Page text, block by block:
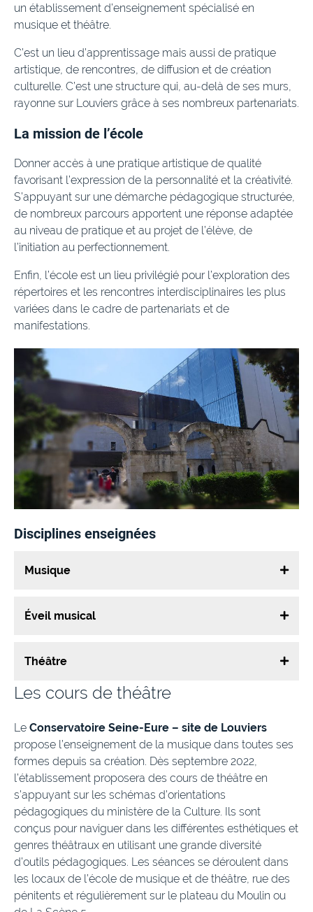
un établissement d’enseignement spécialisé en
musique et théâtre.
C’est un lieu d’apprentissage mais aussi de pratique
artistique, de rencontres, de diffusion et de création
culturelle. C’est une structure qui, au-delà de ses murs,
rayonne sur Louviers grâce à ses nombreux partenariats.
La mission de l’école
Donner accès à une pratique artistique de qualité
favorisant l’expression de la personnalité et la créativité.
S’appuyant sur une démarche pédagogique structurée,
de nombreux parcours apportent une réponse adaptée
au niveau de pratique et au projet de l’élève, de
l’initiation au perfectionnement.
Enfin, l’école est un lieu privilégié pour l’exploration des
répertoires et les rencontres interdisciplinaires les plus
variées dans le cadre de partenariats et de
manifestations.
Disciplines enseignées
Musique
Éveil musical
Théâtre
Les cours de théâtre
Le Conservatoire Seine-Eure – site de Louviers
propose l’enseignement de la musique dans toutes ses
formes depuis sa création. Dès septembre 2022,
l’établissement proposera des cours de théâtre en
s’appuyant sur les schémas d’orientations
pédagogiques du ministère de la Culture. Ils sont
conçus pour naviguer dans les différentes esthétiques et
genres théâtraux en utilisant une grande diversité
d’outils pédagogiques. Les séances se déroulent dans
les locaux de l’école de musique et de théâtre, rue des
pénitents et régulièrement sur le plateau du Moulin ou